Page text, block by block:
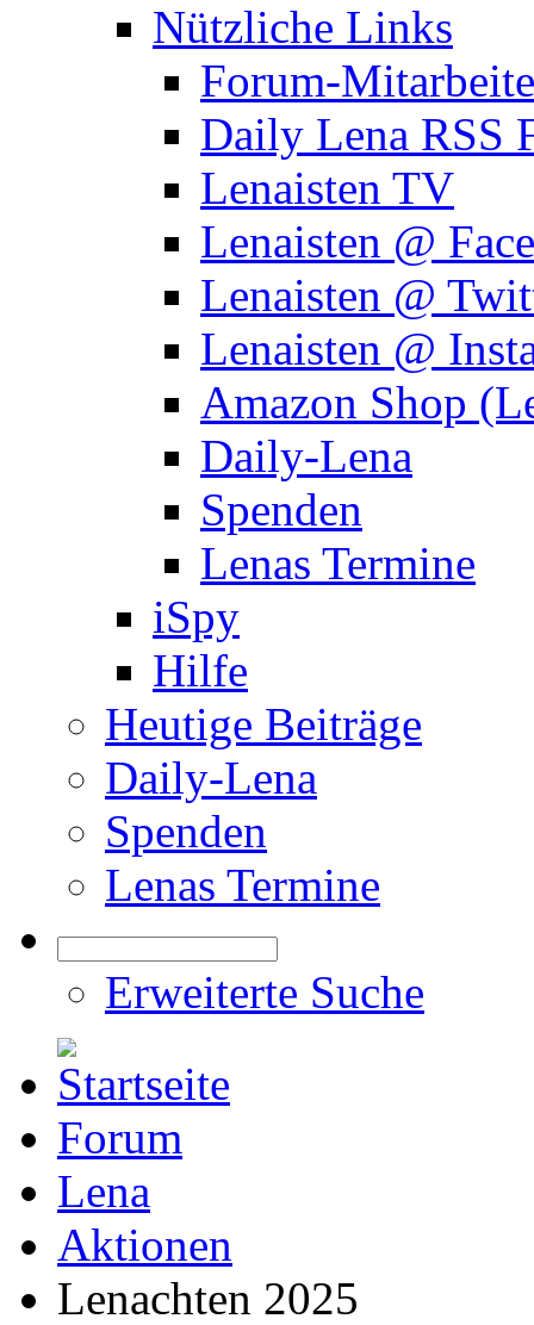
Nützliche Links
Forum-
Daily Lena RSS
Lenaisten TV
Lenaisten @
Lenaisten @
Lenaisten @
Amazon Shop
Daily-Lena
Spenden
Lenas Termine
iSpy
Hilfe
Heutige Beiträge
Daily-Lena
Spenden
Lenas Termine
Erweiterte Suche
Forum
Lena
Aktionen
Lenachten 2025